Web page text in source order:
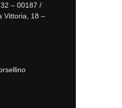
– 00187 /
Vittoria, 18 –